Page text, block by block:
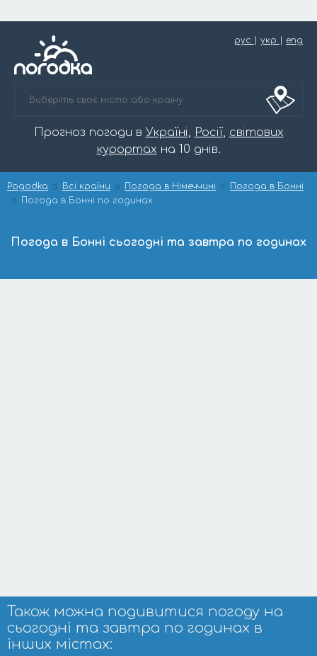
рус укр eng
Прогноз погоди в Україні, Росії, світових
курортах на 10 днів.
Pogodka Всі країни Погода в Німеччині
Погода в Бонні
Погода в Бонні по годинах
Погода в Бонні сьогодні та завтра по годинах
Також можна подивитися погоду на
сьогодні та завтра по годинах в
інших містах: